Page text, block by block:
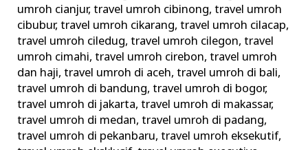
umroh cianjur,travel umroh cibinong,travel umroh
cibubur,travel umroh cikarang,travel umroh cilacap,
travel umroh ciledug,travel umroh cilegon,travel
umroh cimahi,travel umroh cirebon,travel umroh
dan haji,travel umroh di aceh,travel umroh di bali,
travel umroh di bandung,travel umroh di bogor,
travel umroh di jakarta,travel umroh di makassar,
travel umroh di medan,travel umroh di padang,
travel umroh di pekanbaru,travel umroh eksekutif,